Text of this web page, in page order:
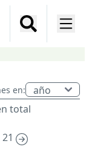
en:
total
21